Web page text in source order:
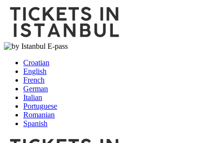
Croatian
English
French
German
Italian
Portuguese
Romanian
Spanish